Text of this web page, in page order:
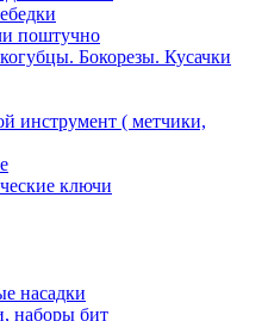
поштучно
Бокорезы. Кусачки
инструмент ( метчики,
ключи
насадки
наборы бит